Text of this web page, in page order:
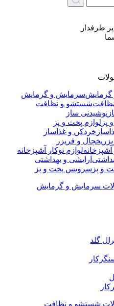
طرفدار
سرمایش و گرمایش
شستشو و نظافت
نوشیدنی ساز
لوازم پخت و پز
خردکن و غذاساز
یخچال و فریزر
لوازم توکار آشپزخانه
آرایشی و بهداشتی
سرویس پخت و پز
سرمایش و گرمایش
گلد
شستشو و نظافت